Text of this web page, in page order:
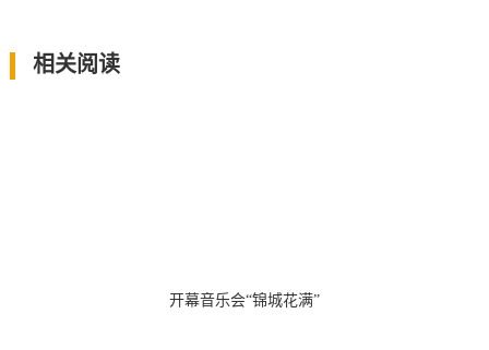
相关阅读
开幕音乐会“锦城花满”